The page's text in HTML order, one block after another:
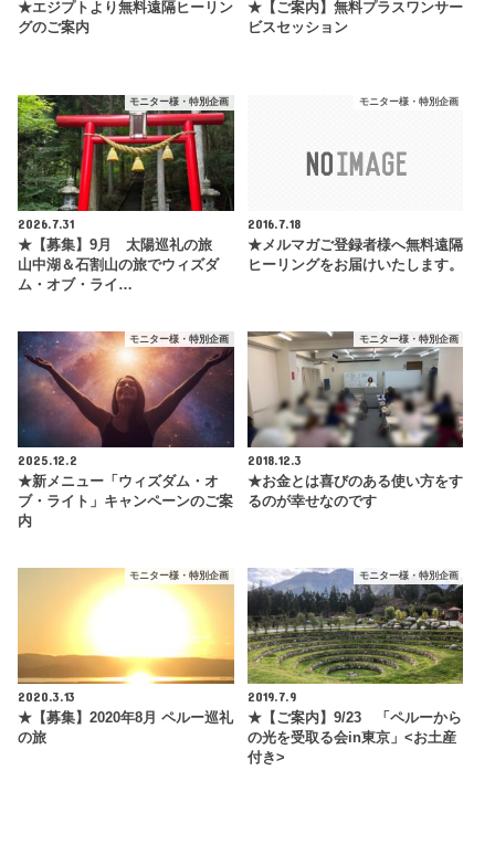
★エジプトより無料遠隔ヒーリン
グのご案内
★【ご案内】無料プラスワンサー
ビスセッション
モニター様・特別企画
2026.7.31
★【募集】9月 太陽巡礼の旅
山中湖＆石割山の旅でウィズダ
ム・オブ・ライ…
モニター様・特別企画
2016.7.18
★メルマガご登録者様へ無料遠隔
ヒーリングをお届けいたします。
モニター様・特別企画
2025.12.2
★新メニュー「ウィズダム・オ
ブ・ライト」キャンペーンのご案
内
モニター様・特別企画
2018.12.3
★お金とは喜びのある使い方をす
るのが幸せなのです
モニター様・特別企画
2020.3.13
★【募集】2020年8月 ペルー巡礼
の旅
モニター様・特別企画
2019.7.9
★【ご案内】9/23 「ペルーから
の光を受取る会in東京」<お土産
付き>